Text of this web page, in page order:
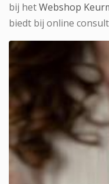
bij hetWebshop
biedt bij online